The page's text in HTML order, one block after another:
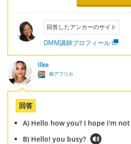
回答したアンカーのサイト
DMM講師プロフィール
Ilke
南アフリカ
回答
A) Hello how you? I hope i'm
B) Hello! you busy?